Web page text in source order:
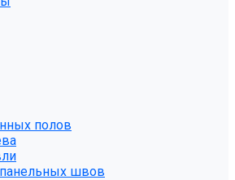
полов
швов